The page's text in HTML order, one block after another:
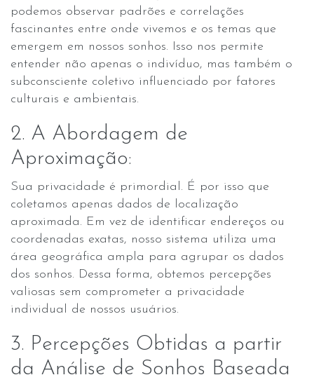
podemos observar padrões e correlações
fascinantes entre onde vivemos e os temas que
emergem em nossos sonhos. Isso nos permite
entender não apenas o indivíduo, mas também o
subconsciente coletivo influenciado por fatores
culturais e ambientais.
2. A Abordagem de
Aproximação:
Sua privacidade é primordial. É por isso que
coletamos apenas dados de localização
aproximada. Em vez de identificar endereços ou
coordenadas exatas, nosso sistema utiliza uma
área geográfica ampla para agrupar os dados
dos sonhos. Dessa forma, obtemos percepções
valiosas sem comprometer a privacidade
individual de nossos usuários.
3. Percepções Obtidas a partir
da Análise de Sonhos Baseada